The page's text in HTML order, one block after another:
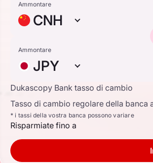
Ammontare
CNH
Ammontare
JPY
Dukascopy Bank tasso di cambio
Tasso di cambio regolare della banca
* i tassi della vostra banca possono variare
Risparmiate fino a